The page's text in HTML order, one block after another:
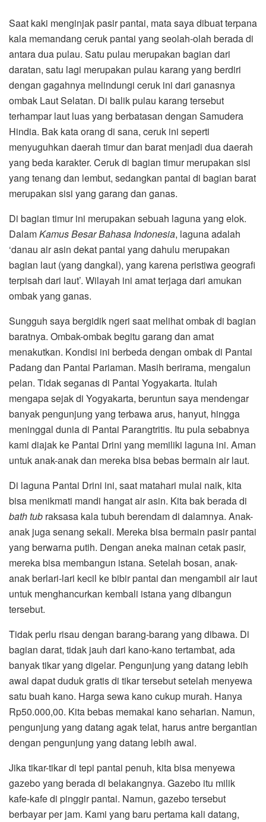
Saat kaki menginjak pasir pantai, mata saya dibuat terpana
kala memandang ceruk pantai yang seolah-olah berada di
antara dua pulau. Satu pulau merupakan bagian dari
daratan, satu lagi merupakan pulau karang yang berdiri
dengan gagahnya melindungi ceruk ini dari ganasnya
ombak Laut Selatan. Di balik pulau karang tersebut
terhampar laut luas yang berbatasan dengan Samudera
Hindia. Bak kata orang di sana, ceruk ini seperti
menyuguhkan daerah timur dan barat menjadi dua daerah
yang beda karakter. Ceruk di bagian timur merupakan sisi
yang tenang dan lembut, sedangkan pantai di bagian barat
merupakan sisi yang garang dan ganas.
Di bagian timur ini merupakan sebuah laguna yang elok.
DalamKamus Besar Bahasa Indonesia, laguna adalah
‘danau air asin dekat pantai yang dahulu merupakan
bagian laut (yang dangkal), yang karena peristiwa geografi
terpisah dari laut’. Wilayah ini amat terjaga dari amukan
ombak yang ganas.
Sungguh saya bergidik ngeri saat melihat ombak di bagian
baratnya. Ombak-ombak begitu garang dan amat
menakutkan. Kondisi ini berbeda dengan ombak di Pantai
Padang dan Pantai Pariaman. Masih berirama, mengalun
pelan. Tidak seganas di Pantai Yogyakarta. Itulah
mengapa sejak di Yogyakarta, beruntun saya mendengar
banyak pengunjung yang terbawa arus, hanyut, hingga
meninggal dunia di Pantai Parangtritis. Itu pula sebabnya
kami diajak ke Pantai Drini yang memiliki laguna ini. Aman
untuk anak-anak dan mereka bisa bebas bermain air laut.
Di laguna Pantai Drini ini, saat matahari mulai naik, kita
bisa menikmati mandi hangat air asin. Kita bak berada di
bath tub raksasa kala tubuh berendam di dalamnya. Anak-
anak juga senang sekali. Mereka bisa bermain pasir pantai
yang berwarna putih. Dengan aneka mainan cetak pasir,
mereka bisa membangun istana. Setelah bosan, anak-
anak berlari-lari kecil ke bibir pantai dan mengambil air laut
untuk menghancurkan kembali istana yang dibangun
tersebut.
Tidak perlu risau dengan barang-barang yang dibawa. Di
bagian darat, tidak jauh dari kano-kano tertambat, ada
banyak tikar yang digelar. Pengunjung yang datang lebih
awal dapat duduk gratis di tikar tersebut setelah menyewa
satu buah kano. Harga sewa kano cukup murah. Hanya
Rp50.000,00. Kita bebas memakai kano seharian. Namun,
pengunjung yang datang agak telat, harus antre bergantian
dengan pengunjung yang datang lebih awal.
Jika tikar-tikar di tepi pantai penuh, kita bisa menyewa
gazebo yang berada di belakangnya. Gazebo itu milik
kafe-kafe di pinggir pantai. Namun, gazebo tersebut
berbayar per jam. Kami yang baru pertama kali datang,